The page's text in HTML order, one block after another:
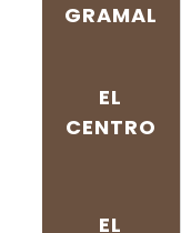
GRAMAL
EL
CENTRO
EL